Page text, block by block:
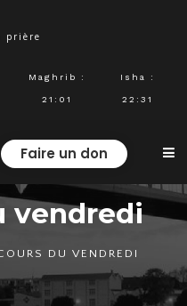
prière
Maghrib :
21:01
Isha :
22:31
Faire un don
vendredi
DU VENDREDI